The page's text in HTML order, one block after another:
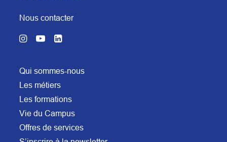
Nous contacter
Qui sommes-nous
Les métiers
Les formations
Vie du Campus
Offres de services